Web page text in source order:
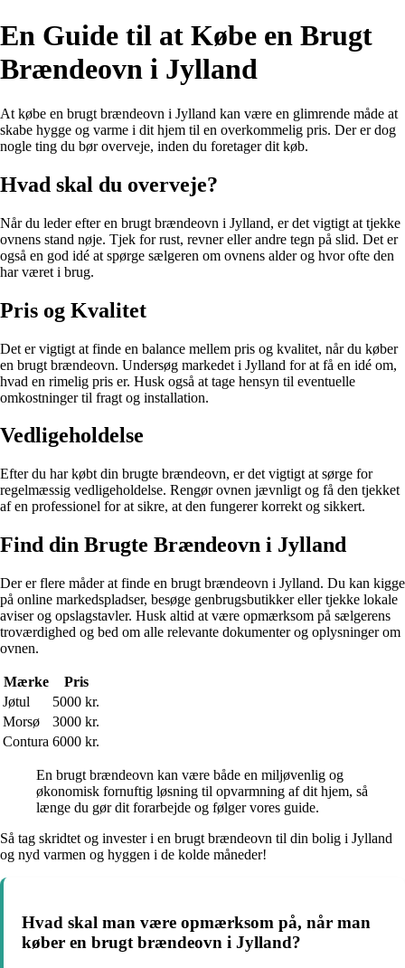
En Guide til at Købe en Brugt
Brændeovn i Jylland
At købe en brugt brændeovn i Jylland kan være en glimrende måde at
skabe hygge og varme i dit hjem til en overkommelig pris. Der er dog
nogle ting du bør overveje, inden du foretager dit køb.
Hvad skal du overveje?
Når du leder efter en brugt brændeovn i Jylland, er det vigtigt at tjekke
ovnens stand nøje. Tjek for rust, revner eller andre tegn på slid. Det er
også en god idé at spørge sælgeren om ovnens alder og hvor ofte den
har været i brug.
Pris og Kvalitet
Det er vigtigt at finde en balance mellem pris og kvalitet, når du køber
en brugt brændeovn. Undersøg markedet i Jylland for at få en idé om,
hvad en rimelig pris er. Husk også at tage hensyn til eventuelle
omkostninger til fragt og installation.
Vedligeholdelse
Efter du har købt din brugte brændeovn, er det vigtigt at sørge for
regelmæssig vedligeholdelse. Rengør ovnen jævnligt og få den tjekket
af en professionel for at sikre, at den fungerer korrekt og sikkert.
Find din Brugte Brændeovn i Jylland
Der er flere måder at finde en brugt brændeovn i Jylland. Du kan kigge
på online markedspladser, besøge genbrugsbutikker eller tjekke lokale
aviser og opslagstavler. Husk altid at være opmærksom på sælgerens
troværdighed og bed om alle relevante dokumenter og oplysninger om
ovnen.
Mærke
Pris
Jøtul
5000 kr.
Morsø
3000 kr.
Contura 6000 kr.
En brugt brændeovn kan være både en miljøvenlig og
økonomisk fornuftig løsning til opvarmning af dit hjem, så
længe du gør dit forarbejde og følger vores guide.
Så tag skridtet og invester i en brugt brændeovn til din bolig i Jylland
og nyd varmen og hyggen i de kolde måneder!
Hvad skal man være opmærksom på, når man
køber en brugt brændeovn i Jylland?